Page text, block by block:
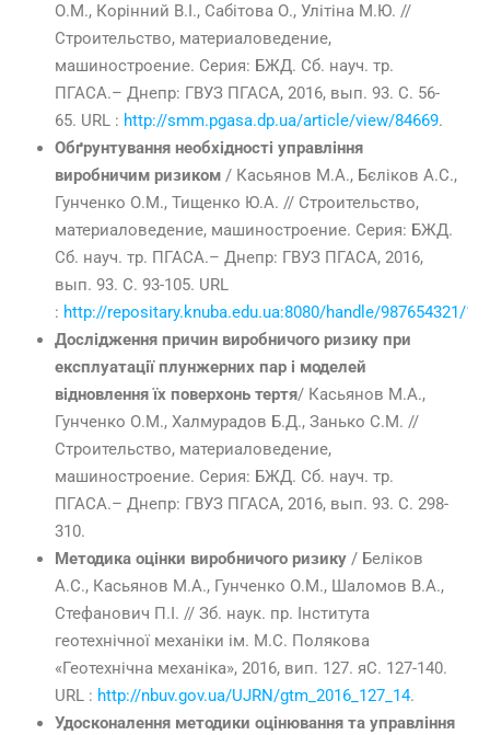
О.М., Корінний В.І., Сабітова О., Улітіна М.Ю. //
Строительство, материаловедение,
машиностроение. Серия: БЖД. Сб. науч. тр.
ПГАСА.– Днепр: ГВУЗ ПГАСА, 2016, вып. 93. С. 56-
65. URL : http://smm.pgasa.dp.ua/article/view/84669.
Обґрунтування необхідності управління
виробничим ризиком / Касьянов М.А., Бєліков А.С.,
Гунченко О.М., Тищенко Ю.А. // Строительство,
материаловедение, машиностроение. Серия: БЖД.
Сб. науч. тр. ПГАСА.– Днепр: ГВУЗ ПГАСА, 2016,
вып. 93. С. 93-105. URL
: http://repositary.knuba.edu.ua:8080/handle/987654321/
Дослідження причин виробничого ризику при
експлуатації плунжерних пар і моделей
відновлення їх поверхонь тертя/ Касьянов М.А.,
Гунченко О.М., Халмурадов Б.Д., Занько С.М. //
Строительство, материаловедение,
машиностроение. Серия: БЖД. Сб. науч. тр.
ПГАСА.– Днепр: ГВУЗ ПГАСА, 2016, вып. 93. С. 298-
310.
Методика оцінки виробничого ризику / Беліков
А.С., Касьянов М.А., Гунченко О.М., Шаломов В.А.,
Стефанович П.І. // Зб. наук. пр. Інститута
геотехнічної механіки ім. М.С. Полякова
«Геотехнічна механіка», 2016, вип. 127. яС. 127-140.
URL : http://nbuv.gov.ua/UJRN/gtm_2016_127_14.
Удосконалення методики оцінювання та управління